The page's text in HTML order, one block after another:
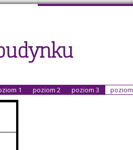
1 poziom 2 poziom 3